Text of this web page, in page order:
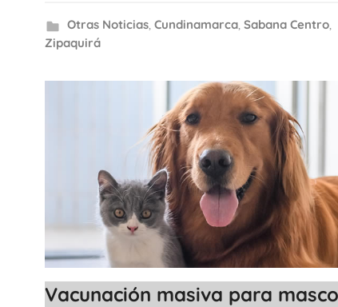
Otras Noticias, Cundinamarca, Sabana Centro,
Zipaquirá
Vacunación masiva para